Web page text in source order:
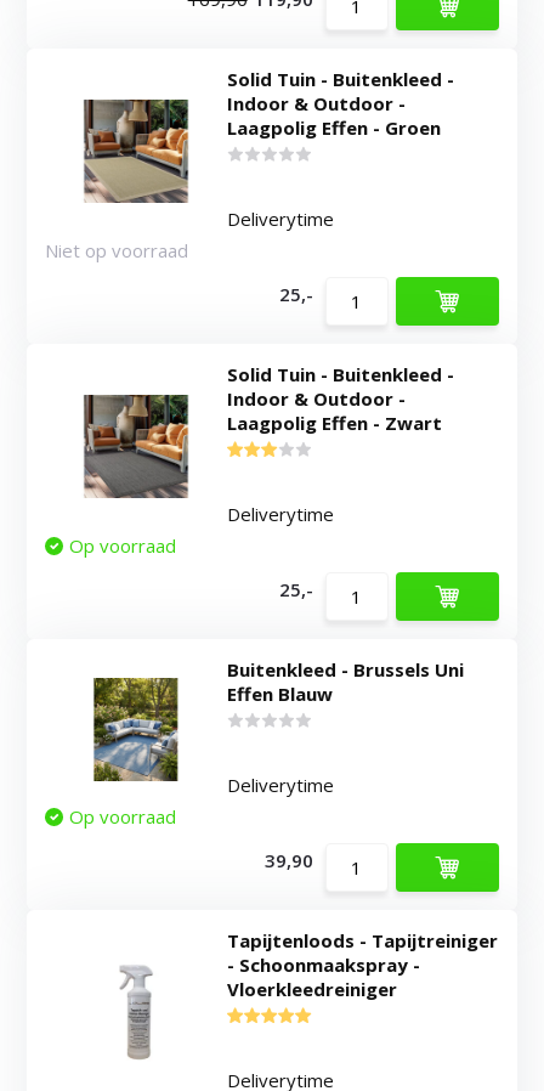
Solid Tuin - Buitenkleed -
Indoor & Outdoor -
Laagpolig Effen - Groen
Deliverytime
Niet op voorraad
25,-
Solid Tuin - Buitenkleed -
Indoor & Outdoor -
Laagpolig Effen - Zwart
Deliverytime
Op voorraad
25,-
Buitenkleed - Brussels Uni
Effen Blauw
Deliverytime
Op voorraad
39,90
Tapijtenloods - Tapijtreiniger
- Schoonmaakspray -
Vloerkleedreiniger
Deliverytime